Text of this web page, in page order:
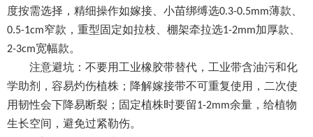
度按需选择，精细操作如嫁接、小苗绑缚选0.3-0.5mm薄款、
0.5-1cm窄款，重型固定如拉枝、棚架牵拉选1-2mm加厚款、
2-3cm宽幅款。
注意避坑：不要用工业橡胶带替代，工业带含油污和化
学助剂，容易灼伤植株；降解嫁接带不可重复使用，二次使
用韧性会下降易断裂；固定植株时要留1-2mm余量，给植物
生长空间，避免过紧勒伤。